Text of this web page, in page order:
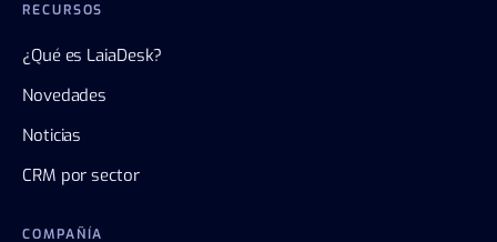
RECURSOS
¿Qué es LaiaDesk?
Novedades
Noticias
CRM por sector
COMPAÑÍA